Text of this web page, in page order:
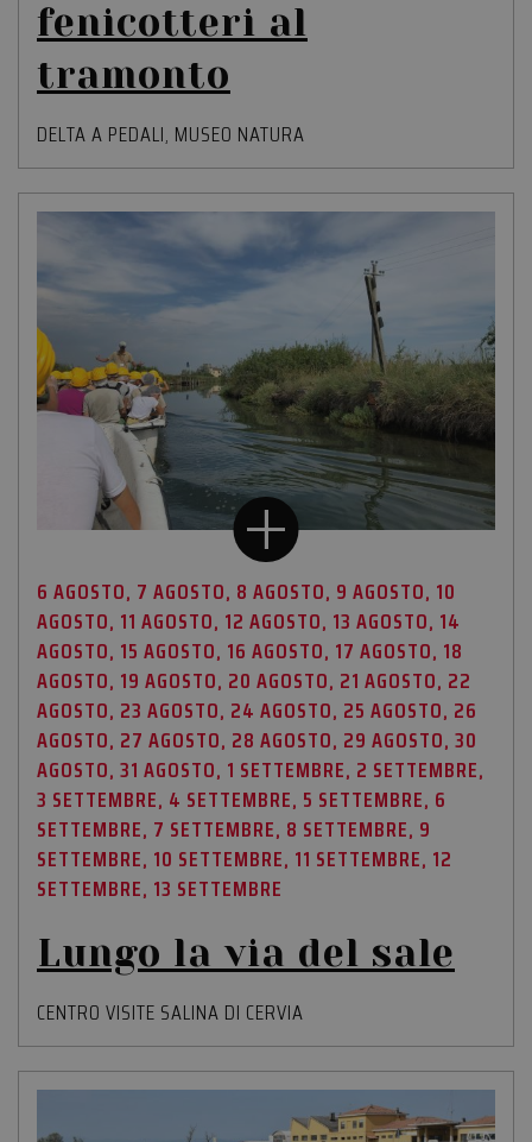
fenicotteri al
tramonto
DELTA A PEDALI, MUSEO NATURA
6 AGOSTO, 7 AGOSTO, 8 AGOSTO, 9 AGOSTO, 10
AGOSTO, 11 AGOSTO, 12 AGOSTO, 13 AGOSTO, 14
AGOSTO, 15 AGOSTO, 16 AGOSTO, 17 AGOSTO, 18
AGOSTO, 19 AGOSTO, 20 AGOSTO, 21 AGOSTO, 22
AGOSTO, 23 AGOSTO, 24 AGOSTO, 25 AGOSTO, 26
AGOSTO, 27 AGOSTO, 28 AGOSTO, 29 AGOSTO, 30
AGOSTO, 31 AGOSTO, 1 SETTEMBRE, 2 SETTEMBRE,
3 SETTEMBRE, 4 SETTEMBRE, 5 SETTEMBRE, 6
SETTEMBRE, 7 SETTEMBRE, 8 SETTEMBRE, 9
SETTEMBRE, 10 SETTEMBRE, 11 SETTEMBRE, 12
SETTEMBRE, 13 SETTEMBRE
Lungo la via del sale
CENTRO VISITE SALINA DI CERVIA